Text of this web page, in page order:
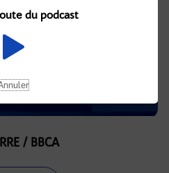
/ BBCA
du podcast